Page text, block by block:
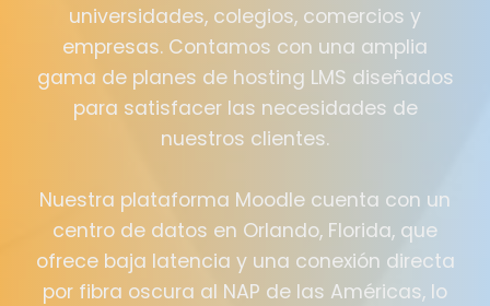
universidades, colegios, comercios y
empresas. Contamos con una amplia
gama de planes de hosting LMS diseñados
para satisfacer las necesidades de
nuestros clientes.
Nuestra plataforma Moodle cuenta con un
centro de datos en Orlando, Florida, que
ofrece baja latencia y una conexión directa
por fibra oscura al NAP de las Américas, lo